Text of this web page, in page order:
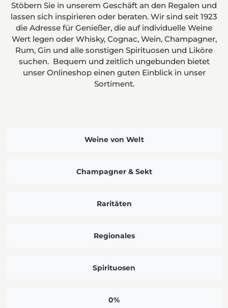
Stöbern Sie in unserem Geschäft an den Regalen und
lassen sich inspirieren oder beraten. Wir sind seit 1923
die Adresse für Genießer, die auf individuelle Weine
Wert legen oder Whisky, Cognac, Wein, Champagner,
Rum, Gin und alle sonstigen Spirituosen und Liköre
suchen. Bequem und zeitlich ungebunden bietet
unser Onlineshop einen guten Einblick in unser
Sortiment.
Weine von Welt
Champagner & Sekt
Raritäten
Regionales
Spirituosen
0%